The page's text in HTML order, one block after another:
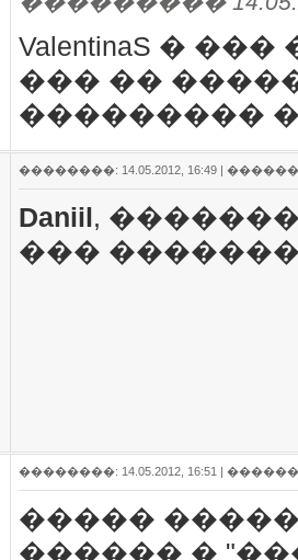
ValentinaS �
��� ��
���������
��������: 14.05.2012, 16:49 |
Daniil,
���
��������: 14.05.2012, 16:51 |
�����
������ �